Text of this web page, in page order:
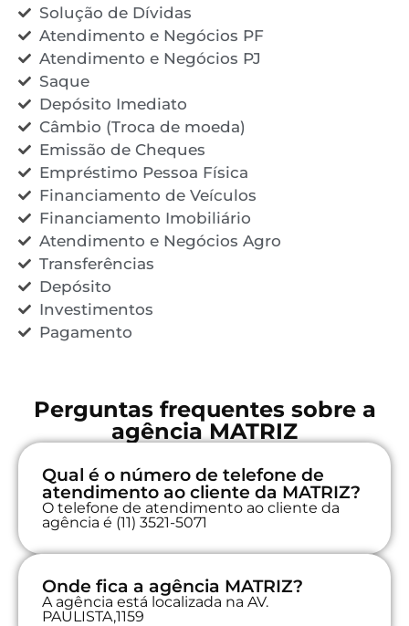
Solução de Dívidas
Atendimento e Negócios PF
Atendimento e Negócios PJ
Saque
Depósito Imediato
Câmbio (Troca de moeda)
Emissão de Cheques
Empréstimo Pessoa Física
Financiamento de Veículos
Financiamento Imobiliário
Atendimento e Negócios Agro
Transferências
Depósito
Investimentos
Pagamento
Perguntas frequentes sobre a
agência MATRIZ
Qual é o número de telefone de
atendimento ao cliente da MATRIZ?
O telefone de atendimento ao cliente da
agência é (11) 3521-5071
Onde fica a agência MATRIZ?
A agência está localizada na AV.
PAULISTA,1159